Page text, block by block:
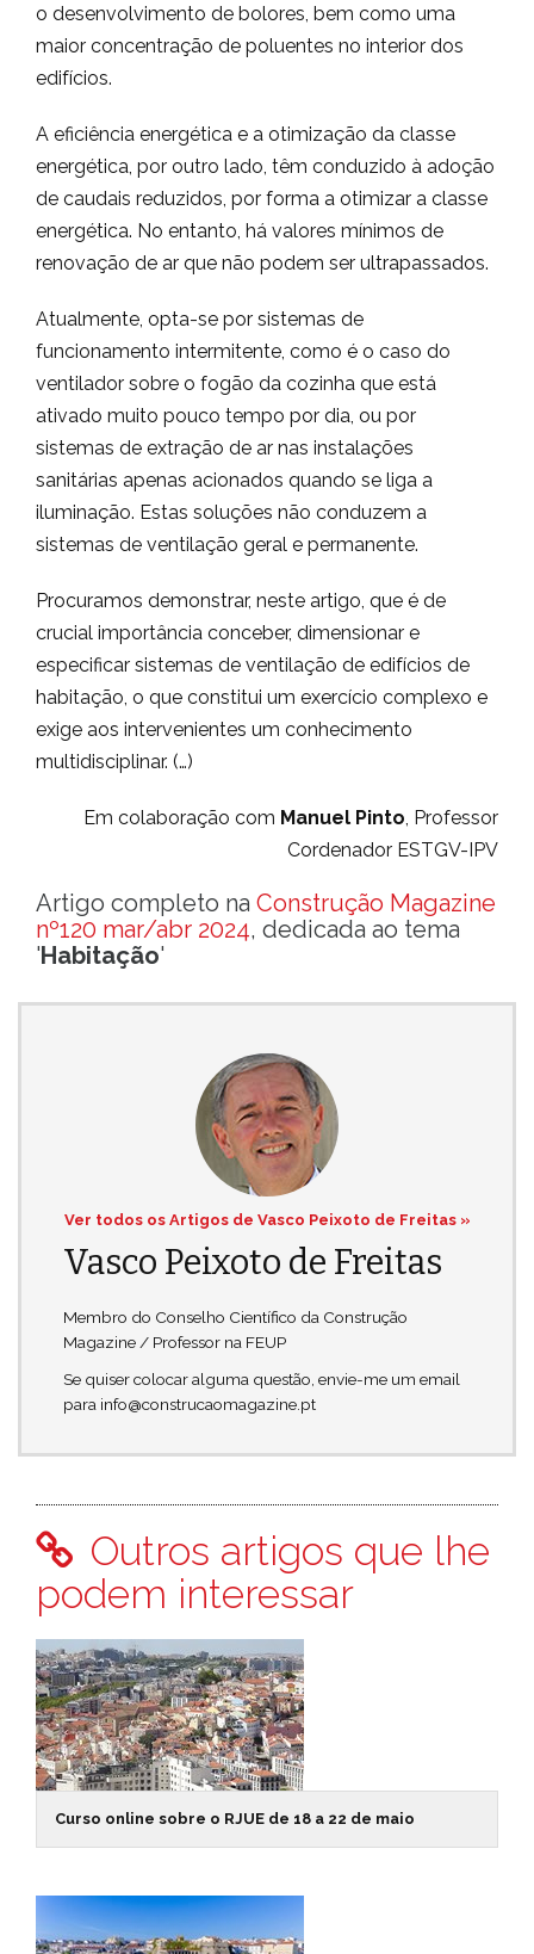
o desenvolvimento de bolores, bem como uma
maior concentração de poluentes no interior dos
edifícios.
A eficiência energética e a otimização da classe
energética, por outro lado, têm conduzido à adoção
de caudais reduzidos, por forma a otimizar a classe
energética. No entanto, há valores mínimos de
renovação de ar que não podem ser ultrapassados.
Atualmente, opta-se por sistemas de
funcionamento intermitente, como é o caso do
ventilador sobre o fogão da cozinha que está
ativado muito pouco tempo por dia, ou por
sistemas de extração de ar nas instalações
sanitárias apenas acionados quando se liga a
iluminação. Estas soluções não conduzem a
sistemas de ventilação geral e permanente.
Procuramos demonstrar, neste artigo, que é de
crucial importância conceber, dimensionar e
especificar sistemas de ventilação de edifícios de
habitação, o que constitui um exercício complexo e
exige aos intervenientes um conhecimento
multidisciplinar. (…)
Em colaboração com Manuel Pinto , Professor
Cordenador ESTGV-IPV
Artigo completo na Construção Magazine
nº120 mar/abr 2024, dedicada ao tema
'Habitação'
Ver todos os Artigos de Vasco Peixoto de Freitas »
Vasco Peixoto de Freitas
Membro do Conselho Científico da Construção
Magazine / Professor na FEUP
Se quiser colocar alguma questão, envie-me um email
para info@construcaomagazine.pt
Outros artigos que lhe
podem interessar
Curso online sobre o RJUE de 18 a 22 de maio